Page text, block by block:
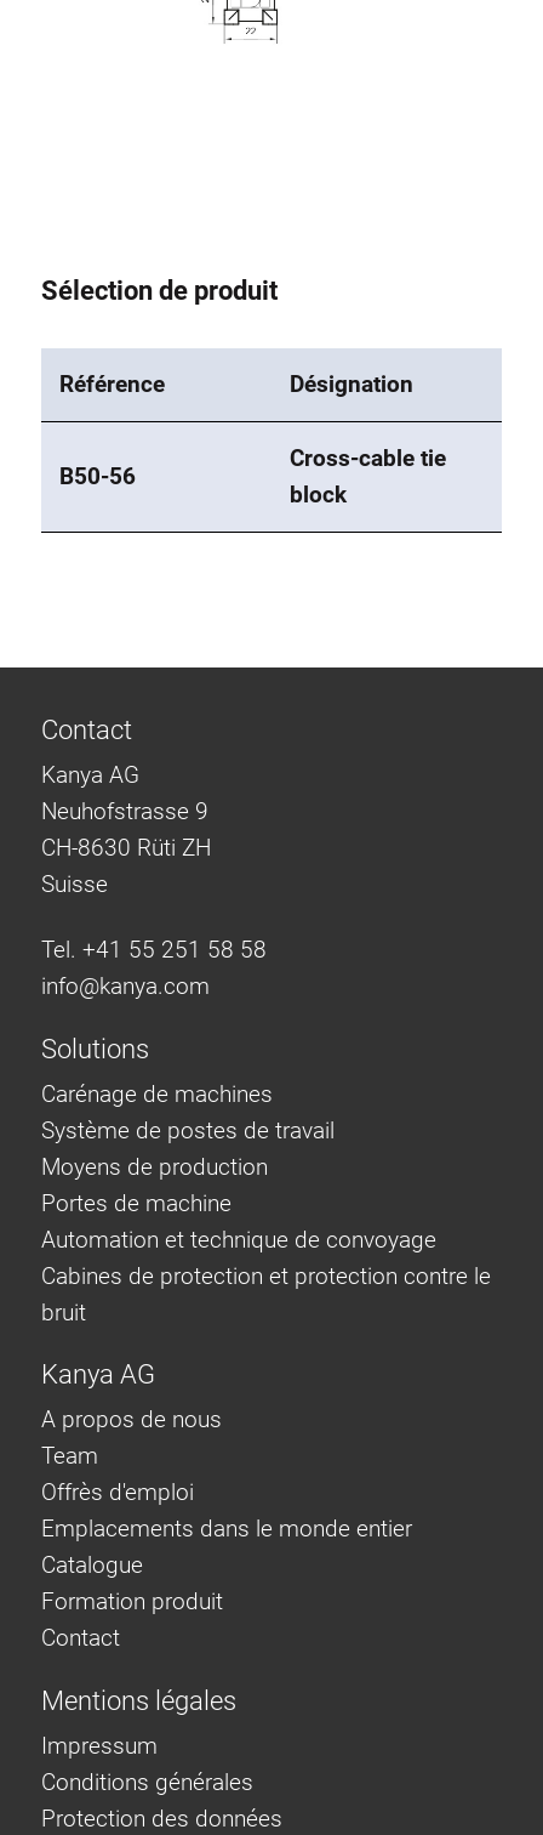
Sélection de produit
Référence Désignation
B50-56
Cross-cable tie
block
Contact
Kanya AG
Neuhofstrasse 9
CH-8630 Rüti ZH
Suisse
Tel. +41 55 251 58 58
info@kanya.com
Solutions
Carénage de machines
Système de postes de travail
Moyens de production
Portes de machine
Automation et technique de convoyage
Cabines de protection et protection contre le
bruit
Kanya AG
A propos de nous
Team
Offrès d'emploi
Emplacements dans le monde entier
Catalogue
Formation produit
Contact
Mentions légales
Impressum
Conditions générales
Protection des données